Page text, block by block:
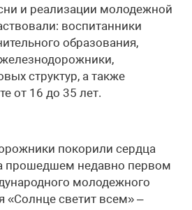
и реализации молодежной
воспитанники
образования,
структур, а также
от 16 до 35 лет.
покорили сердца
прошедшем недавно первом
молодежного
«Солнце светит всем» –